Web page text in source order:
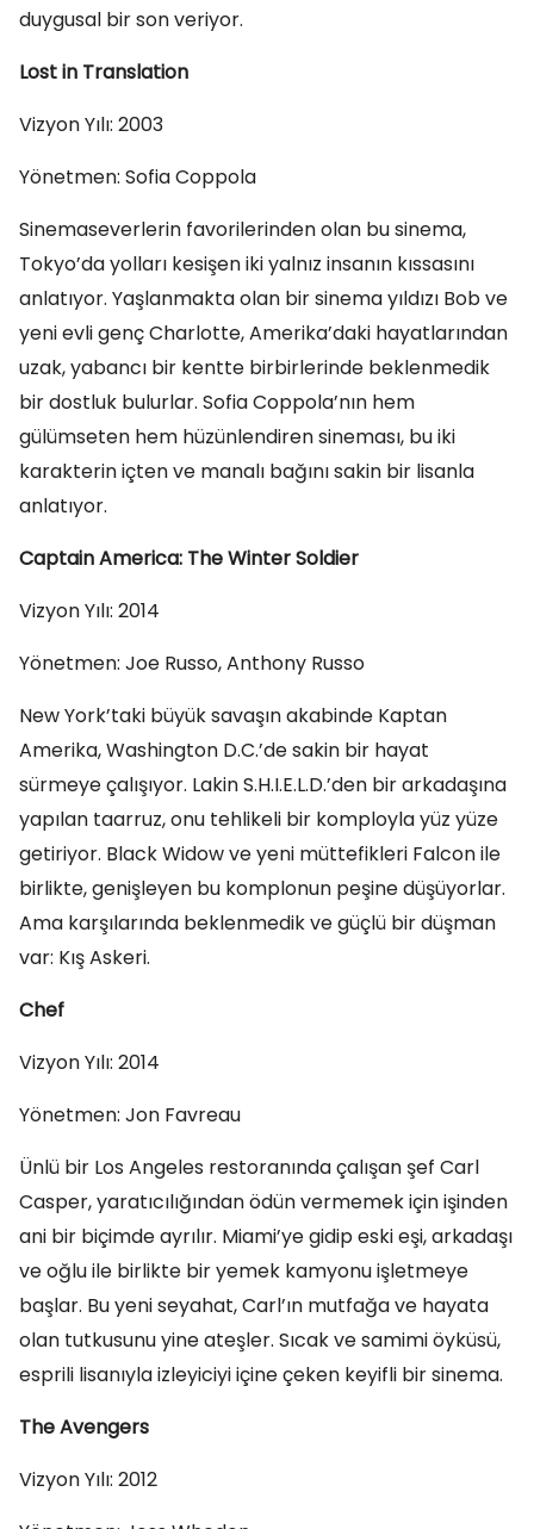
duygusal bir son veriyor.
Lost in Translation
Vizyon Yılı: 2003
Yönetmen: Sofia Coppola
Sinemaseverlerin favorilerinden olan bu sinema,
Tokyo’da yolları kesişen iki yalnız insanın kıssasını
anlatıyor. Yaşlanmakta olan bir sinema yıldızı Bob ve
yeni evli genç Charlotte, Amerika’daki hayatlarından
uzak, yabancı bir kentte birbirlerinde beklenmedik
bir dostluk bulurlar. Sofia Coppola’nın hem
gülümseten hem hüzünlendiren sineması, bu iki
karakterin içten ve manalı bağını sakin bir lisanla
anlatıyor.
Captain America: The Winter Soldier
Vizyon Yılı: 2014
Yönetmen: Joe Russo, Anthony Russo
New York’taki büyük savaşın akabinde Kaptan
Amerika, Washington D.C.’de sakin bir hayat
sürmeye çalışıyor. Lakin S.H.I.E.L.D.’den bir arkadaşına
yapılan taarruz, onu tehlikeli bir komployla yüz yüze
getiriyor. Black Widow ve yeni müttefikleri Falcon ile
birlikte, genişleyen bu komplonun peşine düşüyorlar.
Ama karşılarında beklenmedik ve güçlü bir düşman
var: Kış Askeri.
Chef
Vizyon Yılı: 2014
Yönetmen: Jon Favreau
Ünlü bir Los Angeles restoranında çalışan şef Carl
Casper, yaratıcılığından ödün vermemek için işinden
ani bir biçimde ayrılır. Miami’ye gidip eski eşi, arkadaşı
ve oğlu ile birlikte bir yemek kamyonu işletmeye
başlar. Bu yeni seyahat, Carl’ın mutfağa ve hayata
olan tutkusunu yine ateşler. Sıcak ve samimi öyküsü,
esprili lisanıyla izleyiciyi içine çeken keyifli bir sinema.
The Avengers
Vizyon Yılı: 2012